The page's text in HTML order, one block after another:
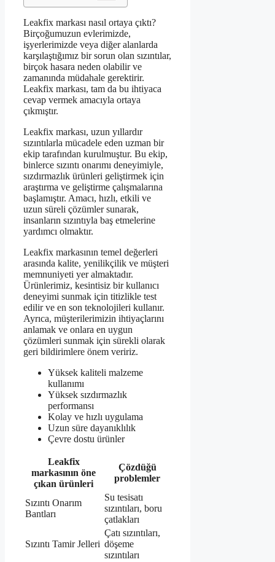
Leakfix markası nasıl ortaya çıktı?
Birçoğumuzun evlerimizde,
işyerlerimizde veya diğer alanlarda
karşılaştığımız bir sorun olan sızıntılar,
birçok hasara neden olabilir ve
zamanında müdahale gerektirir.
Leakfix markası, tam da bu ihtiyaca
cevap vermek amacıyla ortaya
çıkmıştır.
Leakfix markası, uzun yıllardır
sızıntılarla mücadele eden uzman bir
ekip tarafından kurulmuştur. Bu ekip,
binlerce sızıntı onarımı deneyimiyle,
sızdırmazlık ürünleri geliştirmek için
araştırma ve geliştirme çalışmalarına
başlamıştır. Amacı, hızlı, etkili ve
uzun süreli çözümler sunarak,
insanların sızıntıyla baş etmelerine
yardımcı olmaktır.
Leakfix markasının temel değerleri
arasında kalite, yenilikçilik ve müşteri
memnuniyeti yer almaktadır.
Ürünlerimiz, kesintisiz bir kullanıcı
deneyimi sunmak için titizlikle test
edilir ve en son teknolojileri kullanır.
Ayrıca, müşterilerimizin ihtiyaçlarını
anlamak ve onlara en uygun
çözümleri sunmak için sürekli olarak
geri bildirimlere önem veririz.
Yüksek kaliteli malzeme
kullanımı
Yüksek sızdırmazlık
performansı
Kolay ve hızlı uygulama
Uzun süre dayanıklılık
Çevre dostu ürünler
Leakfix
markasının öne
çıkan ürünleri
Çözdüğü
problemler
Sızıntı Onarım
Bantları
Su tesisatı
sızıntıları, boru
çatlakları
Sızıntı Tamir Jelleri
Çatı sızıntıları,
döşeme
sızıntıları